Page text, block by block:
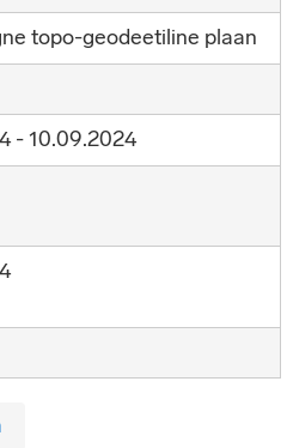
topo-geodeetiline plaan
- 10.09.2024